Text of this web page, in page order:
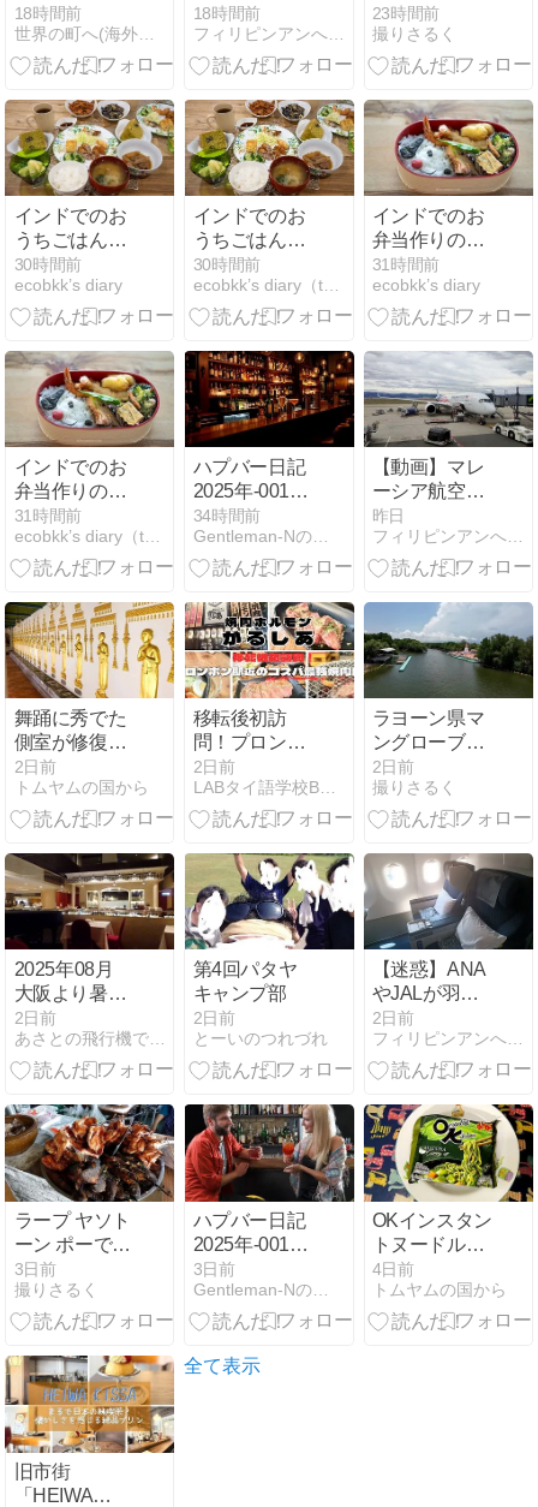
いのに接種証
明で入国やホ
テル割引して
い日本！
18時間前
世界の町へ(海外早期リタイア生活)
や欠航の補償
が手厚くな
る！
18時間前
フィリピンアンへレス情報Smile
ーム
23時間前
撮りさるく
インドでのお
うちごはんと
スイーツ作り
の記録（3月6
日～4月7
Homemade
Dinner and
Sweets at
Home in India
from March 6
to April 7, 2026
30時間前
ecobkk’s diary
インドでのお
うちごはんと
スイーツ作り
の記録（3月6
日～4月7
Homemade
Dinner and
Sweets at
Home in India
from March 6
to April 7, 2026
30時間前
ecobkk’s diary（taecoのバンコク生活日誌）
インドでのお
弁当作りの記
録（5月半ば
～5月末）/My
Homemade
May, 2026)/
ข้าวกล่องที่ทำ
เอง
31時間前
ecobkk’s diary
インドでのお
弁当作りの記
録（5月半ば
～5月末）/My
Homemade
May, 2026)/
ข้าวกล่องที่ทำ
เอง
31時間前
ecobkk’s diary（taecoのバンコク生活日誌）
ハプバー日記
2025年-0018
若い女の子と
ルームツアー
34時間前
Gentleman-Nの旅日記
【動画】マレ
ーシア航空の
パイロットが
ジャカルタへ
薬物を大量密
昨日
フィリピンアンへレス情報Smile
舞踊に秀でた
側室が修復し
たお寺：ワッ
ト ボロムニワ
ート
2日前
トムヤムの国から
移転後初訪
問！プロンポ
ン駅近のコス
パ最強焼肉店
「焼肉ホルモ
2日前
LABタイ語学校BLOG
ラヨーン県マ
ングローブ遊
歩道
2日前
撮りさるく
2025年08月
大阪より暑く
ない台湾
06/13
2日前
あさとの飛行機で行く台湾・タイ・世界遺産と機内食の日記
第4回パタヤ
キャンプ部
2日前
とーいのつれづれ
【迷惑】ANA
やJALが羽田
空港の荷物預
け時間を30分
前にしても間
2日前
フィリピンアンへレス情報Smile
ラープ ヤソト
ーン ポーで中
食す
3日前
撮りさるく
ハプバー日記
2025年-0017
推しのアイド
ル似のかわい
い子登場！
3日前
Gentleman-Nの旅日記
OKインスタン
トヌードル抹
茶カレー
味！！！
4日前
トムヤムの国から
旧市街
「HEIWA
全て表示